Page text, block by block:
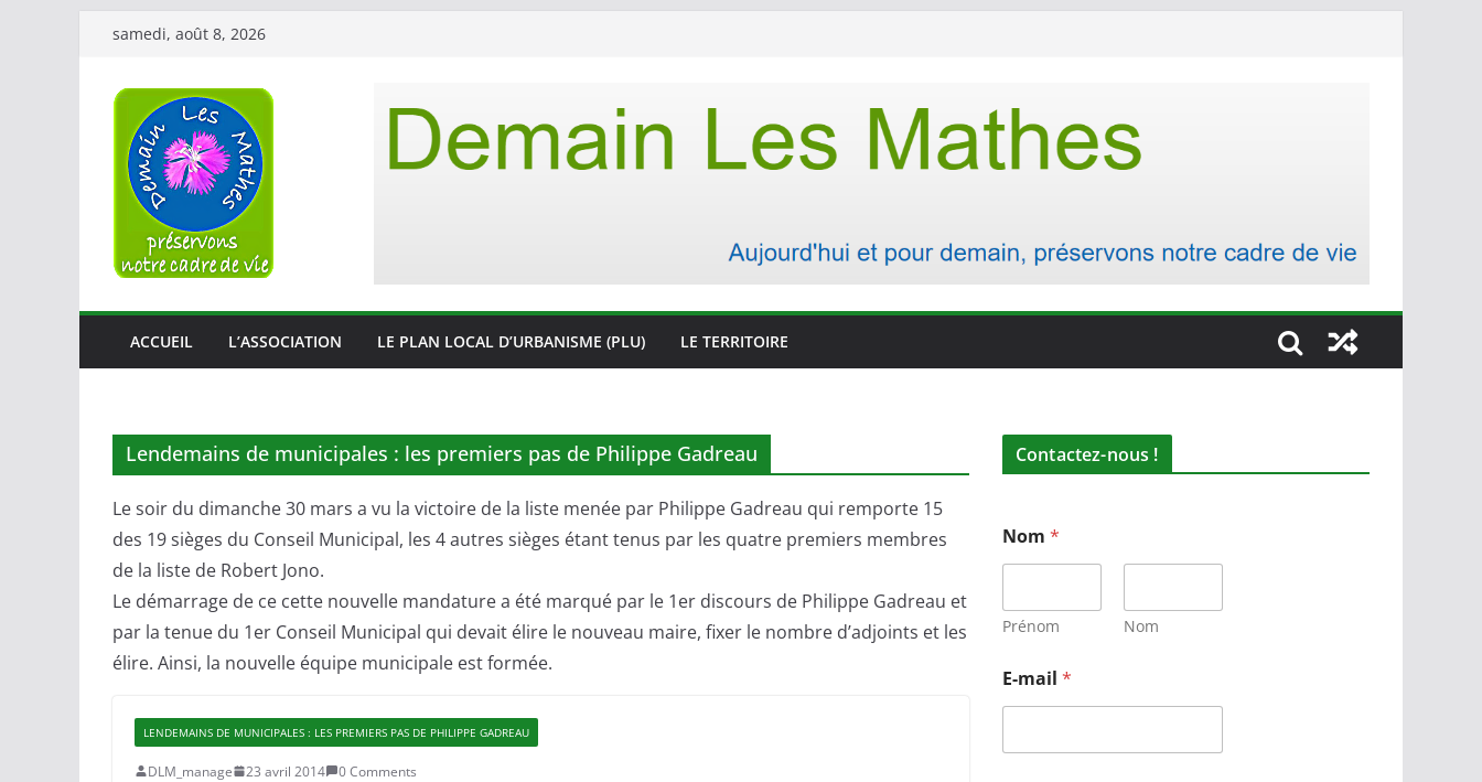
Passer
contenu
samedi, août 8, 2026
ACCUEIL L’ASSOCIATION LE PLAN LOCAL D’URBANISME (PLU) LE TERRITOIRE
Lendemains de municipales : les premiers pas de Philippe Gadreau
Le soir du dimanche 30 mars a vu la victoire de la liste menée par Philippe Gadreau qui remporte 15
des 19 sièges du Conseil Municipal, les 4 autres sièges étant tenus par les quatre premiers membres
de la liste de Robert Jono.
Le démarrage de ce cette nouvelle mandature a été marqué par le 1er discours de Philippe Gadreau et
par la tenue du 1er Conseil Municipal qui devait élire le nouveau maire, fixer le nombre d’adjoints et les
élire. Ainsi, la nouvelle équipe municipale est formée.
LENDEMAINS DE MUNICIPALES : LES PREMIERS PAS DE PHILIPPE GADREAU
DLM_manage 23 avril 2014 0 Comments
Contactez-nous !
Nom *
Prénom Nom
E-mail *